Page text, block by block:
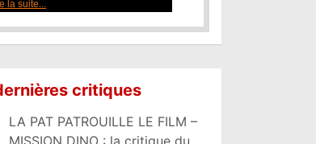
la suite...
critiques
LA PAT PATROUILLE LE FILM –